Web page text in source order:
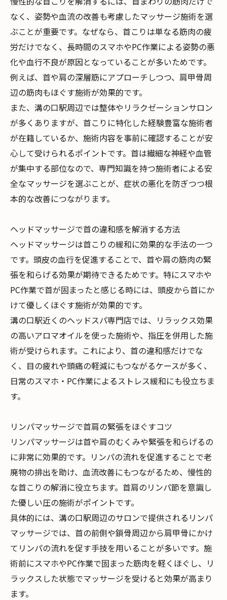
なく、姿勢や血流の改善も考慮したマッサージ施術を選
ぶことが重要です。なぜなら、首こりは単なる筋肉の疲
労だけでなく、長時間のスマホやPC作業による姿勢の悪
化や血行不良が原因となっていることが多いためです。
例えば、首や肩の深層筋にアプローチしつつ、肩甲骨周
辺の筋肉もほぐす施術が効果的です。
また、溝の口駅周辺では整体やリラクゼーションサロン
が多くありますが、首こりに特化した経験豊富な施術者
が在籍しているか、施術内容を事前に確認することが安
心して受けられるポイントです。首は繊細な神経や血管
が集中する部位なので、専門知識を持つ施術者による安
全なマッサージを選ぶことが、症状の悪化を防ぎつつ根
本的な改善につながります。
ヘッドマッサージで首の違和感を解消する方法
ヘッドマッサージは首こりの緩和に効果的な手法の一つ
です。頭皮の血行を促進することで、首や肩の筋肉の緊
張を和らげる効果が期待できるためです。特にスマホや
PC作業で首が固まったと感じる時には、頭皮から首にか
けて優しくほぐす施術が効果的です。
溝の口駅近くのヘッドスパ専門店では、リラックス効果
の高いアロマオイルを使った施術や、指圧を併用した施
術が受けられます。これにより、首の違和感だけでな
く、目の疲れや頭痛の軽減にもつながるケースが多く、
日常のスマホ・PC作業によるストレス緩和にも役立ちま
す。
リンパマッサージで首肩の緊張をほぐすコツ
リンパマッサージは首や肩のむくみや緊張を和らげるの
に非常に効果的です。リンパの流れを促進することで老
廃物の排出を助け、血流改善にもつながるため、慢性的
な首こりの解消に役立ちます。首肩のリンパ節を意識し
た優しい圧の施術がポイントです。
具体的には、溝の口駅周辺のサロンで提供されるリンパ
マッサージでは、首の前側や鎖骨周辺から肩甲骨にかけ
てリンパの流れを促す手技を用いることが多いです。施
術前にスマホやPC作業で固まった筋肉を軽くほぐし、リ
ラックスした状態でマッサージを受けると効果が高まり
ます。